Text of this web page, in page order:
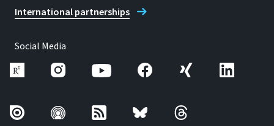
International partnerships
Social Media